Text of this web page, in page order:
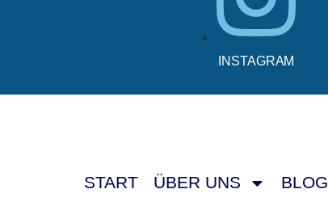
INSTAGRAM
START ÜBER UNS BLOG